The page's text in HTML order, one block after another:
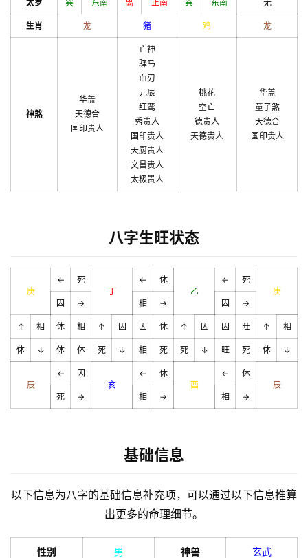
太岁 巽 东南 离 正南 巽 东南 无
生肖 龙 猪 鸡 龙
神煞
华盖
天德合
国印贵人
亡神
驿马
血刃
元辰
红鸾
秀贵人
国印贵人
天厨贵人
文昌贵人
太极贵人
桃花
空亡
德贵人
天德贵人
华盖
童子煞
天德合
国印贵人
八字生旺状态
庚
←
死
丁
←
休
乙
←
死
庚
囚
→ 相 → 囚 →
↑ 相 休 相 ↑ 囚 囚 休 ↑ 囚 囚 旺 ↑ 相
休 ↓ 休 休 死 ↓ 相 死 死 ↓ 旺 死 休 ↓
辰
←
囚
亥
←
休
酉
←
休
辰
死
→ 相 → 相 →
基础信息
以下信息为八字的基础信息补充项，可以通过以下信息推算
出更多的命理细节。
性别 男 神兽 玄武